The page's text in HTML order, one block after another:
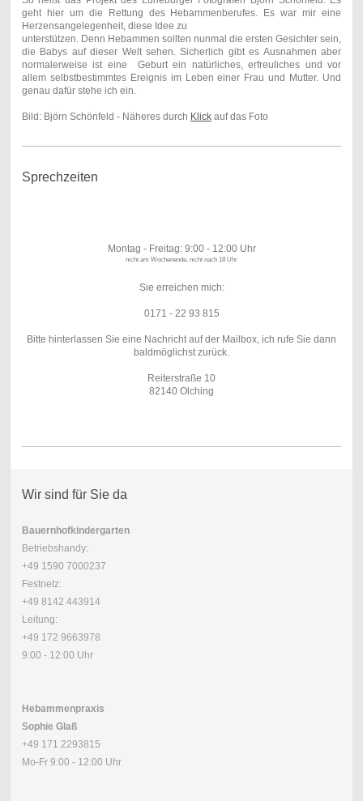
geht hier um die Rettung des Hebammenberufes. Es war mir eine
Herzensangelegenheit, diese Idee zu
unterstützen. Denn Hebammen sollten nunmal die ersten Gesichter sein,
die Babys auf dieser Welt sehen. Sicherlich gibt es Ausnahmen aber
normalerweise ist eine Geburt ein natürliches, erfreuliches und vor
allem selbstbestimmtes Ereignis im Leben einer Frau und Mutter. Und
genau dafür stehe ich ein.
Bild: Björn Schönfeld - Näheres durch Klickauf das Foto
Sprechzeiten
Montag - Freitag: 9:00 - 12:00 Uhr
nicht am Wochenende, nicht nach 18 Uhr
Sie erreichen mich:
0171 - 22 93 815
Bitte hinterlassen Sie eine Nachricht auf der Mailbox, ich rufe Sie dann
baldmöglichst zurück.
Reiterstraße 10
82140 Olching
Wir sind für Sie da
Bauernhofkindergarten
Betriebshandy:
+49 1590 7000237
Festnetz:
+49 8142 443914
Leitung:
+49 172 9663978
9:00 - 12:00 Uhr
Hebammenpraxis
Sophie Glaß
+49 171 2293815
Mo-Fr 9:00 - 12:00 Uhr